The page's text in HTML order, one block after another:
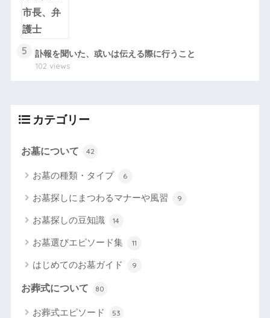
5
訃報を聞いた、或いは伝える際に行うこと
102 views
カテゴリー
お墓について 42
お墓の種類・タイプ 6
お墓探しにまつわるマナーや風習 9
お墓探しの豆知識 14
お墓選びエピソード集 11
はじめてのお墓ガイド 9
お葬式について 80
お葬式エピソード 53